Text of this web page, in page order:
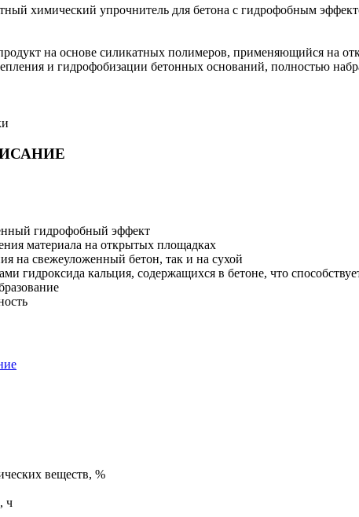
химический упрочнитель для бетона с гидрофобным
на основе силикатных полимеров, применяющийся на
и гидрофобизации бетонных оснований, полностью
гидрофобный эффект
материала на открытых площадках
на свежеуложенный бетон, так и на сухой
гидроксида кальция, содержащихся в бетоне, что
веществ, %
ч